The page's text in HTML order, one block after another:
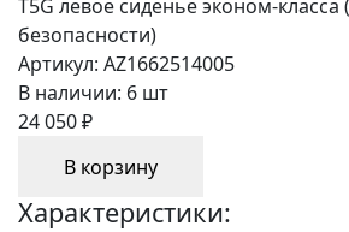
T5G левое сиденье эконом-
безопасности)
Артикул: AZ1662514005
В наличии: 6 шт
24 050 ₽
В корзину
Характеристики: